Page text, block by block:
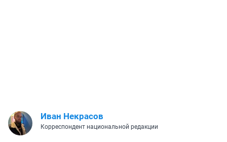
Иван Некрасов
Корреспондент национальной редакции